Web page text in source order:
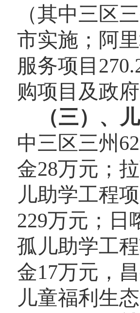
（其中三区
市实施；阿
服务项目
购项目及政
（三）、
中三区三州
金28万元；
儿助学工程
229万元；日
孤儿助学工
金17万元，
儿童福利生